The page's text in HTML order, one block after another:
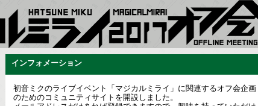
インフォメーション
初音ミクのライブイベント「マジカルミライ」に関連するオフ会企画
のためのコミュニティサイトを開設しました。